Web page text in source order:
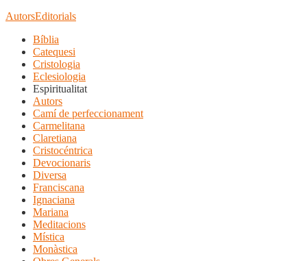
AutorsEditorials
Bíblia
Catequesi
Cristologia
Eclesiologia
Espiritualitat
Autors
Camí de perfeccionament
Carmelitana
Claretiana
Cristocéntrica
Devocionaris
Diversa
Franciscana
Ignaciana
Mariana
Meditacions
Mística
Monàstica